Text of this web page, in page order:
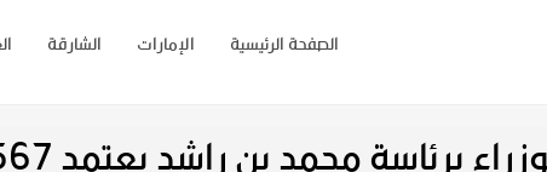
الشارقة الإمارات الصفحة الرئيسية